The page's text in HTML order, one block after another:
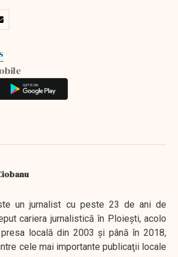
un jurnalist cu peste 23 de ani de
cariera jurnalistică în Ploieşti, acolo
locală din 2003 şi până în 2018,
cele mai importante publicaţii locale